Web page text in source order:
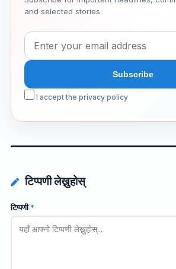
and selected stories.
I accept the privacy policy
टिप्पणी लेख्नुहोस्
टिप्पणी*